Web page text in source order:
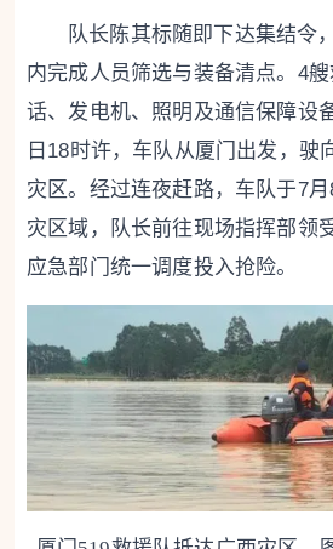
队长陈其标随即下达集结令
内完成人员筛选与装备清点。4
话、发电机、照明及通信保障设
日18时许，车队从厦门出发，驶
灾区。经过连夜赶路，车队于7
灾区域，队长前往现场指挥部领
应急部门统一调度投入抢险。